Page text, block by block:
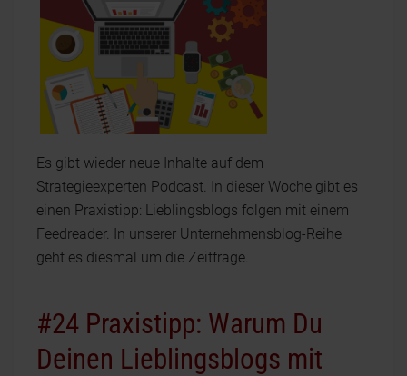
Es gibt wieder neue Inhalte auf dem
Strategieexperten Podcast. In dieser Woche gibt es
einen Praxistipp: Lieblingsblogs folgen mit einem
Feedreader. In unserer Unternehmensblog-Reihe
geht es diesmal um die Zeitfrage.
#24 Praxistipp: Warum Du
Deinen Lieblingsblogs mit